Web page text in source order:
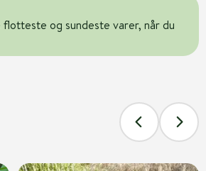
og sundeste varer, når du